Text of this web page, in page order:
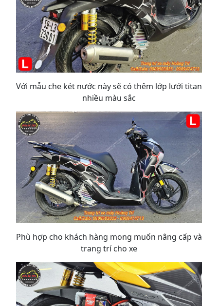
Với mẫu che két nước này sẽ có thêm lớp lưới titan
nhiều màu sắc
Phù hợp cho khách hàng mong muốn nâng cấp và
trang trí cho xe